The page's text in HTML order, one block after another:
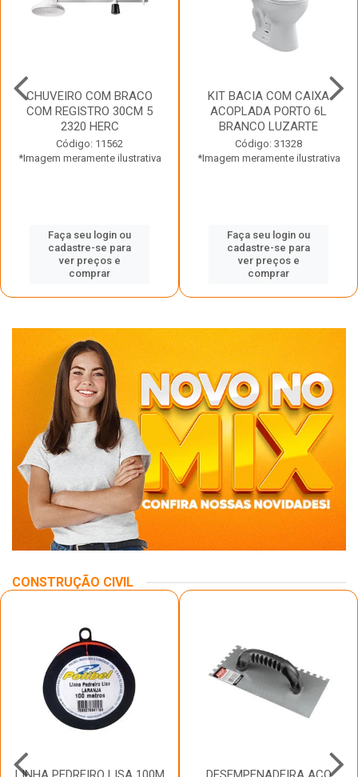
CHUVEIRO COM BRACO
COM REGISTRO 30CM 5
2320 HERC
Código: 11562
*Imagem meramente ilustrativa
Faça seu login ou
cadastre-se para
ver preços e
comprar
KIT BACIA COM CAIXA
ACOPLADA PORTO 6L
BRANCO LUZARTE
Código: 31328
*Imagem meramente ilustrativa
Faça seu login ou
cadastre-se para
ver preços e
comprar
CONSTRUÇÃO CIVIL